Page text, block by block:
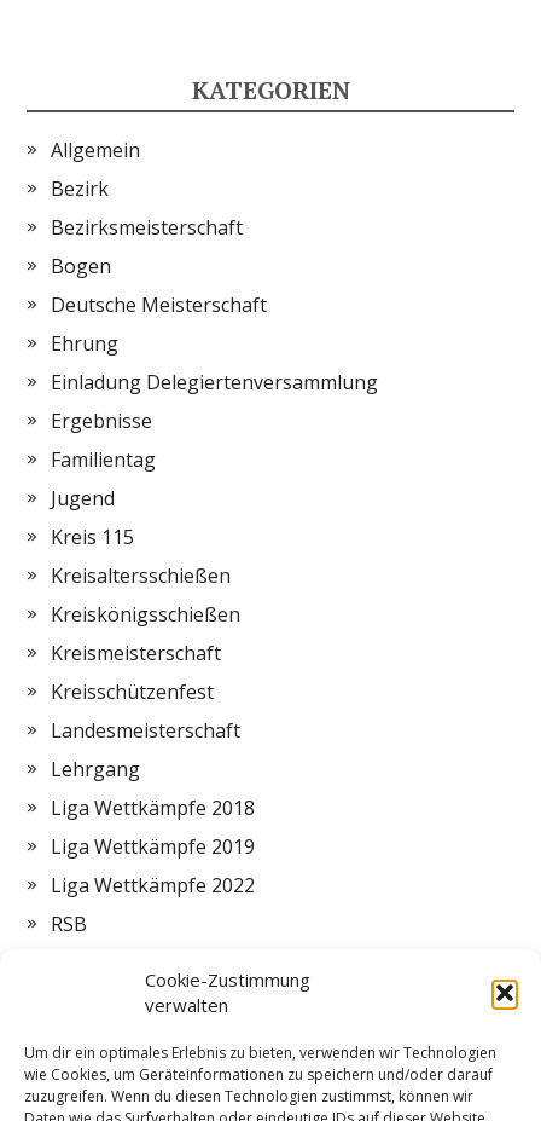
Cookie-Zustimmung
verwalten
Um dir ein optimales Erlebnis zu bieten, verwenden wir Technologien
wie Cookies, um Geräteinformationen zu speichern und/oder darauf
zuzugreifen. Wenn du diesen Technologien zustimmst, können wir
KATEGORIEN
Allgemein
Bezirk
Bezirksmeisterschaft
Bogen
Deutsche Meisterschaft
Ehrung
Einladung Delegiertenversammlung
Ergebnisse
Familientag
Jugend
Kreis 115
Kreisaltersschießen
Kreiskönigsschießen
Kreismeisterschaft
Kreisschützenfest
Landesmeisterschaft
Lehrgang
Liga Wettkämpfe 2018
Liga Wettkämpfe 2019
Liga Wettkämpfe 2022
RSB
Zeltlager
ZMI